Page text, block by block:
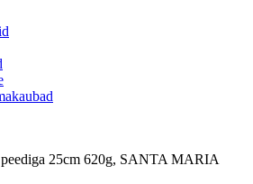
25cm 620g, SANTA MARIA